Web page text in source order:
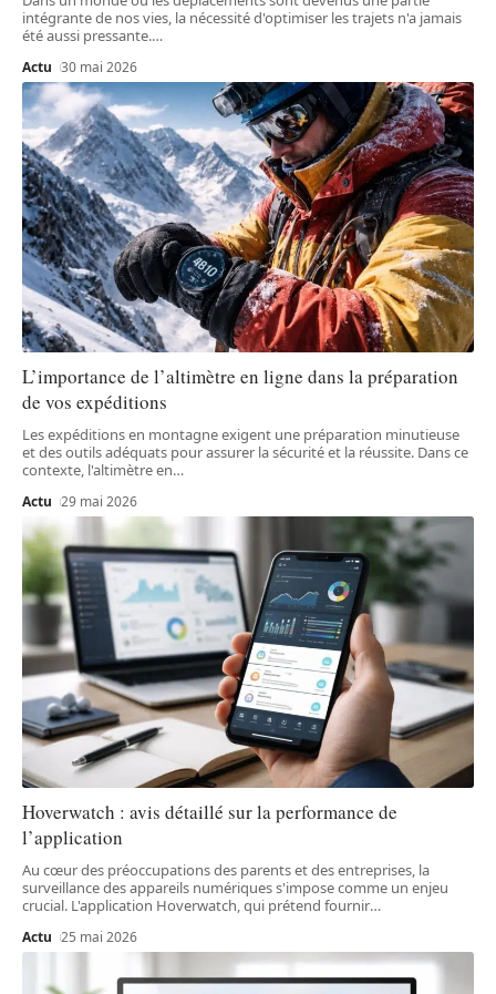
intégrante de nos vies, la nécessité d'optimiser les trajets n'a jamais
été aussi pressante.…
Actu 30 mai 2026
L’importance de l’altimètre en ligne dans la préparation
de vos expéditions
Les expéditions en montagne exigent une préparation minutieuse
et des outils adéquats pour assurer la sécurité et la réussite. Dans ce
contexte, l'altimètre en…
Actu 29 mai 2026
Hoverwatch : avis détaillé sur la performance de
l’application
Au cœur des préoccupations des parents et des entreprises, la
surveillance des appareils numériques s'impose comme un enjeu
crucial. L'application Hoverwatch, qui prétend fournir…
Actu 25 mai 2026